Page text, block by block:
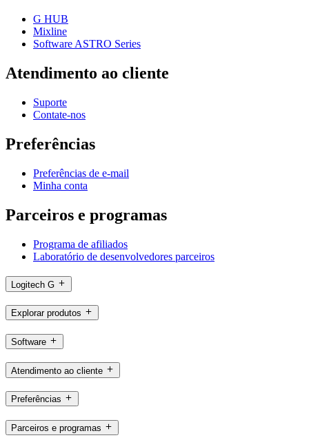
G HUB
Mixline
Software ASTRO Series
Atendimento ao cliente
Suporte
Contate-nos
Preferências
Preferências de e-mail
Minha conta
Parceiros e programas
Programa de afiliados
Laboratório de desenvolvedores parceiros
Logitech G
Explorar produtos
Software
Atendimento ao cliente
Preferências
Parceiros e programas